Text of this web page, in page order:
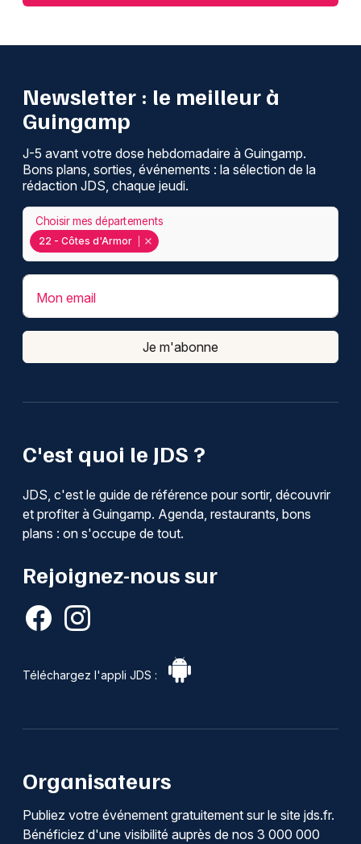
C'est quoi le JDS ?
JDS, c'est le guide de référence pour sortir, découvrir
et profiter à Guingamp. Agenda, restaurants, bons
plans : on s'occupe de tout.
Rejoignez-nous sur
Téléchargez l'appli JDS :
Newsletter : le meilleur à
Guingamp
J-5 avant votre dose hebdomadaire à Guingamp.
Bons plans, sorties, événements : la sélection de la
rédaction JDS, chaque jeudi.
22 - Côtes d'Armor
Choisir mes départements
Mon email
Je m'abonne
Organisateurs
Publiez votre événement gratuitement sur le site jds.fr.
Bénéficiez d'une visibilité auprès de nos 3 000 000